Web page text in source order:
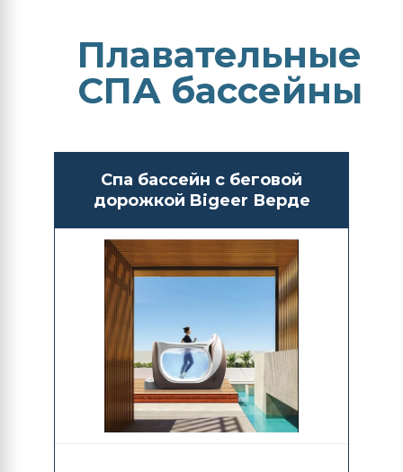
Плавательные
СПА бассейны
Спа бассейн с беговой
дорожкой Bigeer Верде